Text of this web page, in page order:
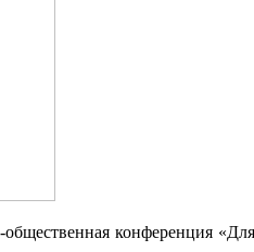
конференция